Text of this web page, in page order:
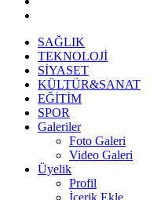
SAĞLIK
TEKNOLOJİ
SİYASET
KÜLTÜR&SANAT
EĞİTİM
SPOR
Galeriler
Foto Galeri
Video Galeri
Üyelik
Profil
İçerik Ekle